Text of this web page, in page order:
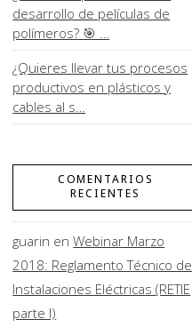
desarrollo de películas de
polímeros? 🎯 …
¿Quieres llevar tus procesos
productivos en plásticos y
cables al s…
COMENTARIOS
RECIENTES
guarin enWebinar Marzo
2018: Reglamento Técnico de
Instalaciones Eléctricas (RETIE
parte I)